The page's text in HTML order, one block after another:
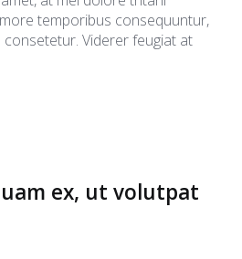
temporibus consequuntur,
consetetur. Viderer feugiat at
ex, ut volutpat